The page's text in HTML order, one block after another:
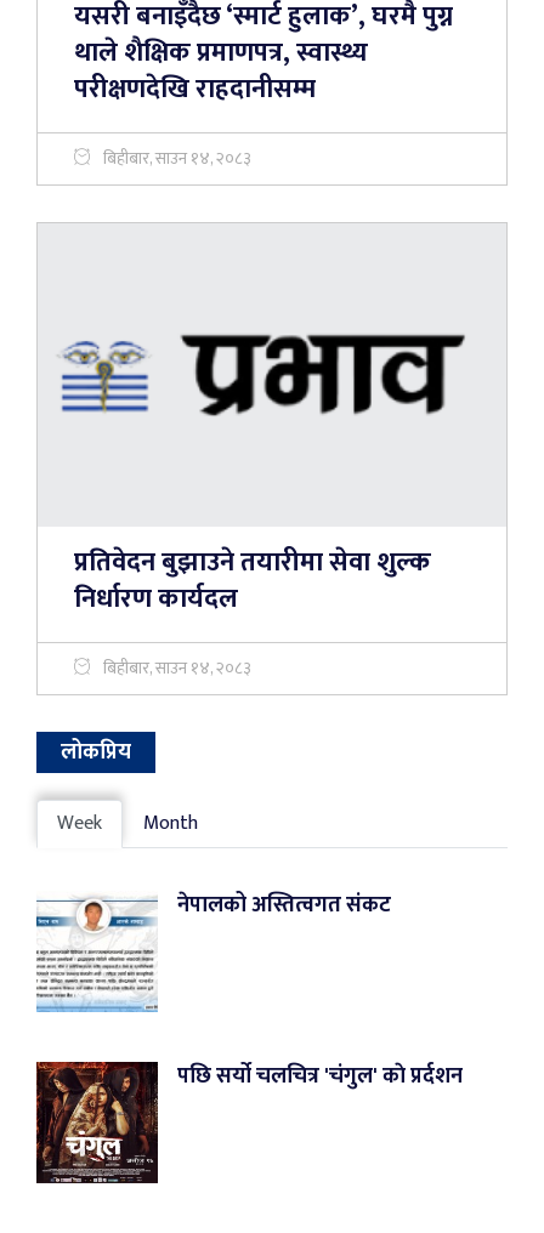
यसरी बनाइँदैछ ‘स्मार्ट हुलाक’, घरमै पुग्न
थाले शैक्षिक प्रमाणपत्र, स्वास्थ्य
परीक्षणदेखि राहदानीसम्म
बिहीबार, साउन १४, २०८३
प्रतिवेदन बुझाउने तयारीमा सेवा शुल्क
निर्धारण कार्यदल
बिहीबार, साउन १४, २०८३
लोकप्रिय
Week Month
नेपालको अस्तित्वगत संकट
पछि सर्यो चलचित्र 'चंगुल' काे प्रर्दशन